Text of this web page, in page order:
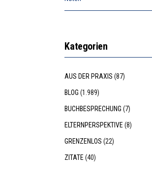
Kategorien
AUS DER PRAXIS (87)
BLOG (1.989)
BUCHBESPRECHUNG (7)
ELTERNPERSPEKTIVE(8)
GRENZENLOS (22)
ZITATE(40)